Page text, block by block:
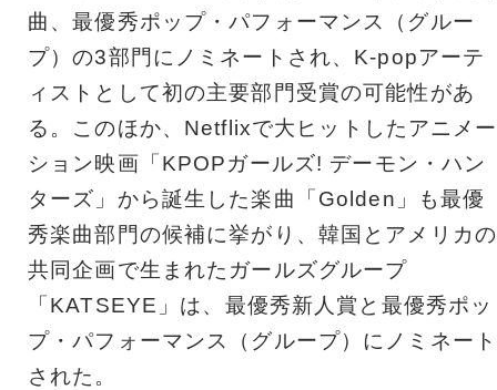
曲、最優秀ポップ・パフォーマンス（グルー
プ）の3部門にノミネートされ、K-popアーテ
ィストとして初の主要部門受賞の可能性があ
る。このほか、Netflixで大ヒットしたアニメー
ション映画「KPOPガールズ! デーモン・ハン
ターズ」から誕生した楽曲「Golden」も最優
秀楽曲部門の候補に挙がり、韓国とアメリカの
共同企画で生まれたガールズグループ
「KATSEYE」は、最優秀新人賞と最優秀ポッ
プ・パフォーマンス（グループ）にノミネート
された。